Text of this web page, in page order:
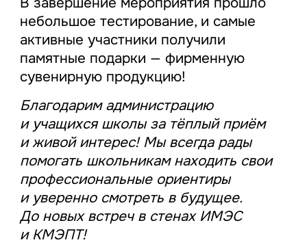
небольшое тестирование, и самые
активные участники получили
памятные подарки — фирменную
сувенирную продукцию!
Благодарим администрацию
и учащихся школы за тёплый приём
и живой интерес! Мы всегда рады
помогать школьникам находить свои
профессиональные ориентиры
и уверенно смотреть в будущее.
До новых встреч в стенах ИМЭС
и КМЭПТ!